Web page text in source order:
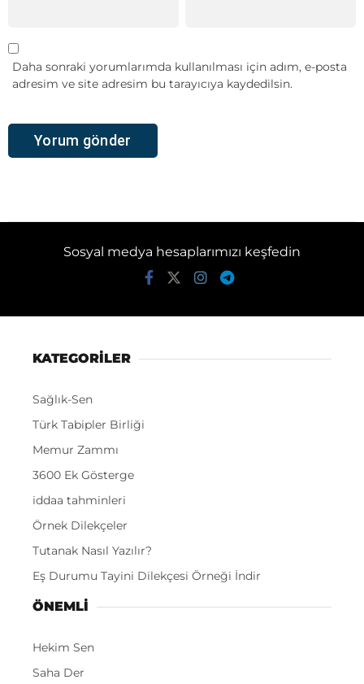
Daha sonraki yorumlarımda kullanılması için adım, e-posta
adresim ve site adresim bu tarayıcıya kaydedilsin.
Sosyal medya hesaplarımızı keşfedin
KATEGORİLER
Sağlık-Sen
Türk Tabipler Birliği
Memur Zammı
3600 Ek Gösterge
iddaa tahminleri
Örnek Dilekçeler
Tutanak Nasıl Yazılır?
Eş Durumu Tayini Dilekçesi Örneği İndir
ÖNEMLI
Hekim Sen
Saha Der